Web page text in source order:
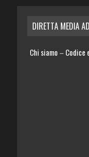
DIRETTA MEDIA
Chi siamo – Codice